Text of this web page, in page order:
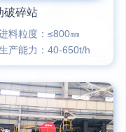
破碎站
料粒度：≤800㎜
产能力：40-650t/h